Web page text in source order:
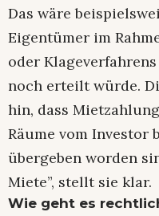
Das wäre
Eigentümer im
oder
noch erteilt würde.
hin, dass
Räume vom Investor
übergeben worden
Miete”, stellt sie klar.
Wie geht es